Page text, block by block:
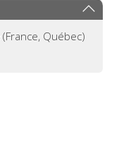
(France, Québec)